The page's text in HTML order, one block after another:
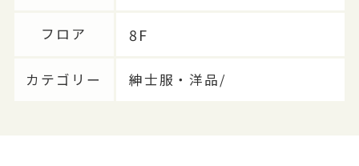
フロア 8F
カテゴリー 紳士服・洋品/